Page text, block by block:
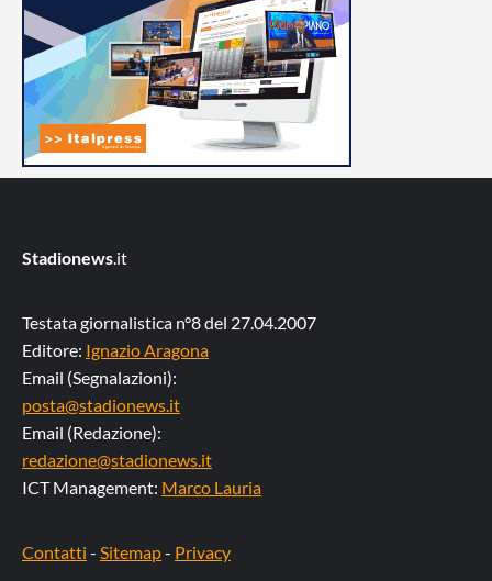
Stadionews.it
Testata giornalistica n°8 del 27.04.2007
Editore: Ignazio Aragona
Email (Segnalazioni):
posta@stadionews.it
Email (Redazione):
redazione@stadionews.it
ICT Management: Marco Lauria
Contatti - Sitemap- Privacy